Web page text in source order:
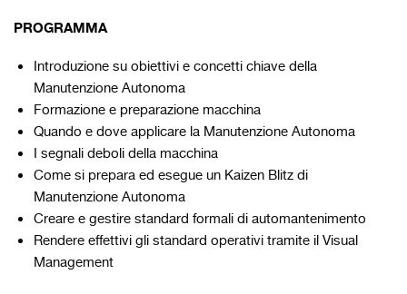
PROGRAMMA
Introduzione su obiettivi e concetti chiave della
Manutenzione Autonoma
Formazione e preparazione macchina
Quando e dove applicare la Manutenzione Autonoma
I segnali deboli della macchina
Come si prepara ed esegue un Kaizen Blitz di
Manutenzione Autonoma
Creare e gestire standard formali di automantenimento
Rendere effettivi gli standard operativi tramite il Visual
Management